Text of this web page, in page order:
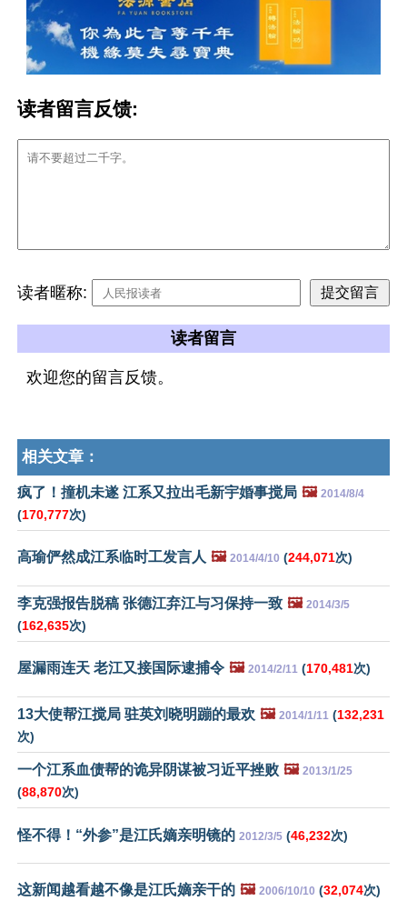
读者留言反馈:
读者暱称:
读者留言
欢迎您的留言反馈。
相关文章：
疯了！撞机未遂 江系又拉出毛新宇婚事搅局 🖼️ 2014/8/4
(170,777次)
高瑜俨然成江系临时工发言人 🖼️ 2014/4/10 (244,071次)
李克强报告脱稿 张德江弃江与习保持一致 🖼️ 2014/3/5
(162,635次)
屋漏雨连天 老江又接国际逮捕令 🖼️ 2014/2/11 (170,481次)
13大使帮江搅局 驻英刘晓明蹦的最欢 🖼️ 2014/1/11 (132,231
次)
一个江系血债帮的诡异阴谋被习近平挫败 🖼️ 2013/1/25
(88,870次)
怪不得！“外参”是江氏嫡亲明镜的 2012/3/5 (46,232次)
这新闻越看越不像是江氏嫡亲干的 🖼️ 2006/10/10 (32,074次)